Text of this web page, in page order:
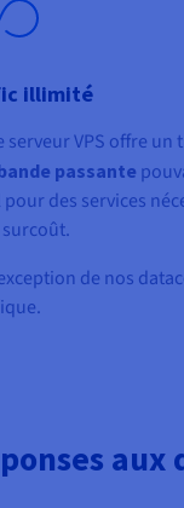
illimité
serveur VPS offre un
passante
pour des services
surcoût.
de nos